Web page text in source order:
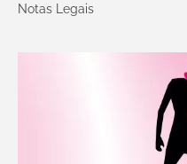
Notas Legais